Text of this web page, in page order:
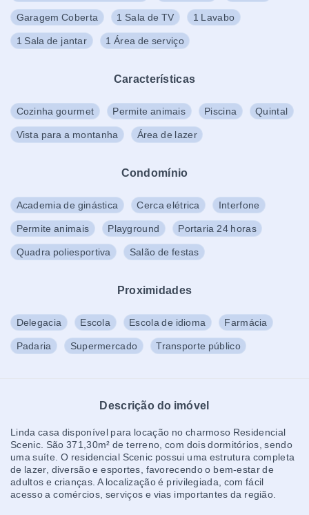
Garagem Coberta 1 Sala de TV 1 Lavabo
1 Sala de jantar 1 Área de serviço
Características
Cozinha gourmet Permite animais Piscina Quintal
Vista para a montanha Área de lazer
Condomínio
Academia de ginástica Cerca elétrica Interfone
Permite animais Playground Portaria 24 horas
Quadra poliesportiva Salão de festas
Proximidades
Delegacia Escola Escola de idioma Farmácia
Padaria Supermercado Transporte público
Descrição do imóvel
Linda casa disponível para locação no charmoso Residencial
Scenic. São 371,30m² de terreno, com dois dormitórios, sendo
uma suíte. O residencial Scenic possui uma estrutura completa
de lazer, diversão e esportes, favorecendo o bem-estar de
adultos e crianças. A localização é privilegiada, com fácil
acesso a comércios, serviços e vias importantes da região.